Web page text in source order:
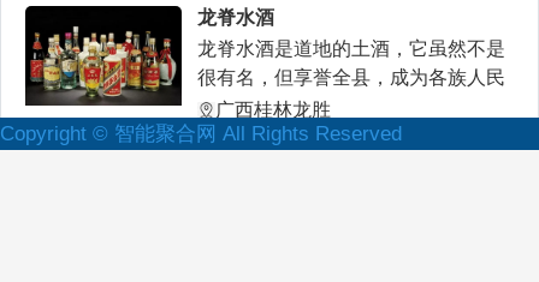
龙脊水酒
龙脊水酒是道地的土酒，它虽然不是
很有名，但享誉全县，成为各族人民
人人交口称赞的美酒。
广西桂林龙胜
Copyright © 智能聚合网 All Rights Reserved